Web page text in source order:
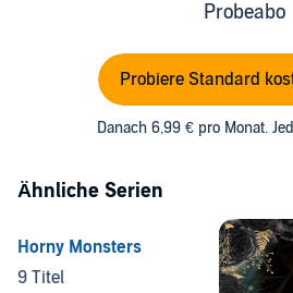
Probeabo
Probiere Standard
Danach 6,99 € pro Monat.
Ähnliche Serien
Horny Monsters
9 Titel